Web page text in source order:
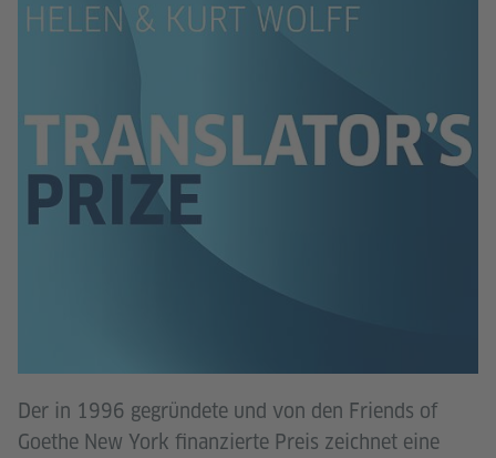
Der in 1996 gegründete und von den Friends of
Goethe New York finanzierte Preis zeichnet eine